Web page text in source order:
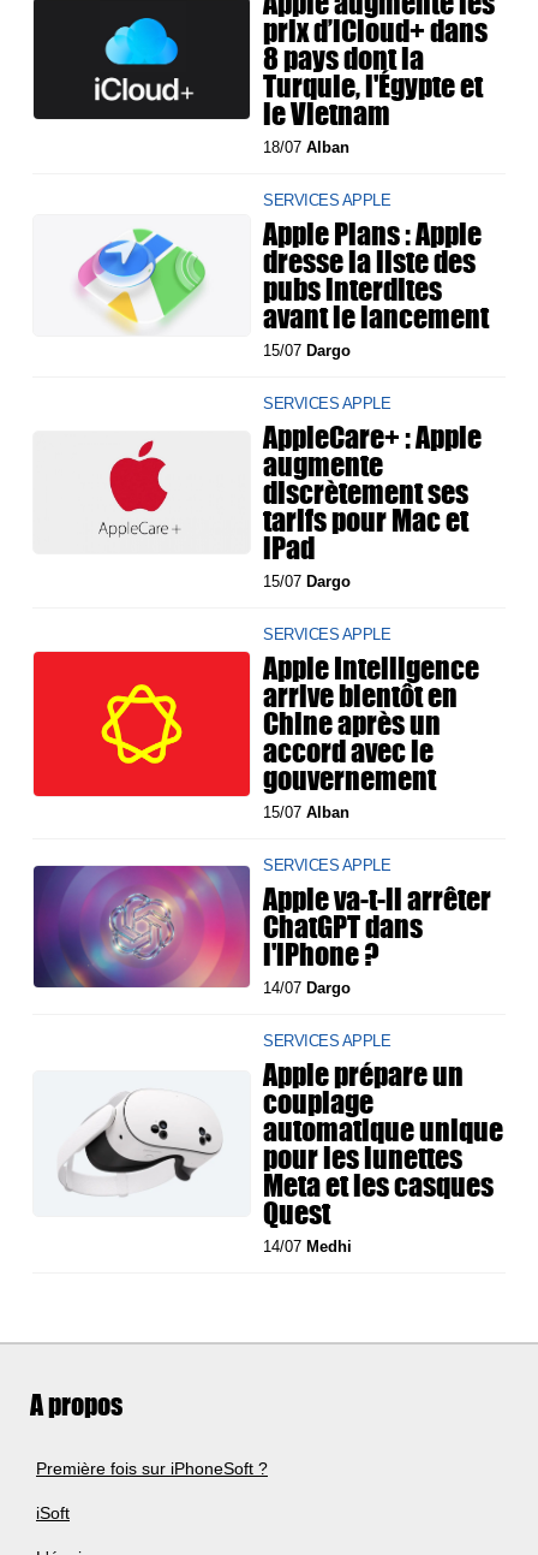
prix d’iCloud+ dans
8 pays dont la
Turquie, l'Égypte et
le Vietnam
18/07Alban
SERVICES APPLE
Apple Plans : Apple
dresse la liste des
pubs interdites
avant le lancement
15/07 Dargo
SERVICES APPLE
AppleCare+ : Apple
augmente
discrètement ses
tarifs pour Mac et
iPad
15/07 Dargo
SERVICES APPLE
Apple Intelligence
arrive bientôt en
Chine après un
accord avec le
gouvernement
15/07Alban
SERVICES APPLE
Apple va-t-il arrêter
ChatGPT dans
l'iPhone ?
14/07 Dargo
SERVICES APPLE
Apple prépare un
couplage
automatique unique
pour les lunettes
Meta et les casques
Quest
14/07 Medhi
A propos
Première fois sur iPhoneSoft ?
iSoft